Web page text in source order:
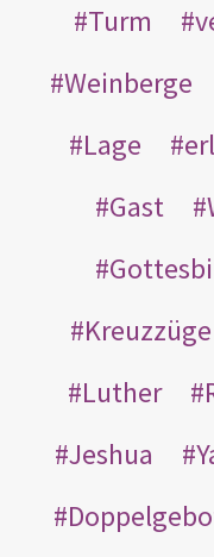
Turm
Weinberge
Lage
Gast
Kreuzzüge
Luther
Jeshua